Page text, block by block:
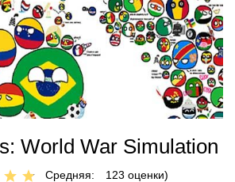
World War Simulation
Средняя:
123 оценки)